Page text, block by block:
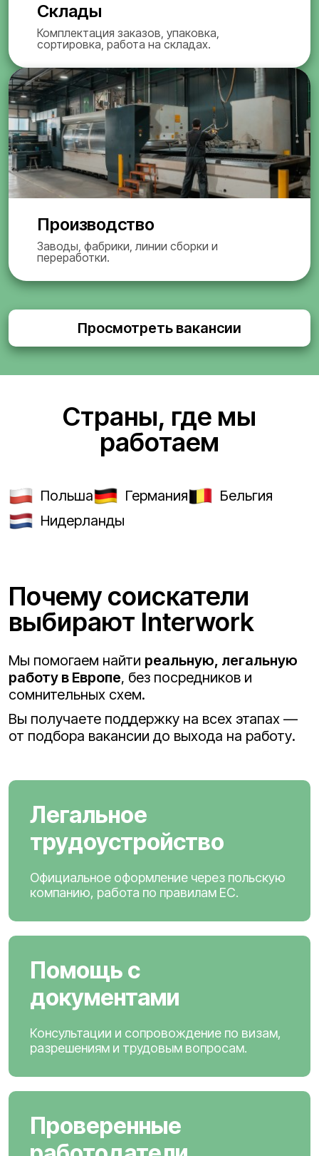
Склады
Комплектация заказов, упаковка,
сортировка, работа на складах.
Производство
Заводы, фабрики, линии сборки и
переработки.
Просмотреть вакансии
Страны, где мы
работаем
Польша Германия
Бельгия
Нидерланды
Почему соискатели
выбирают Interwork
Мы помогаем найти реальную, легальную
работу в Европе, без посредников и
сомнительных схем.
Вы получаете поддержку на всех этапах —
от подбора вакансии до выхода на работу.
Легальное
трудоустройство
Официальное оформление через польскую
компанию, работа по правилам ЕС.
Помощь с
документами
Консультации и сопровождение по визам,
разрешениям и трудовым вопросам.
Проверенные